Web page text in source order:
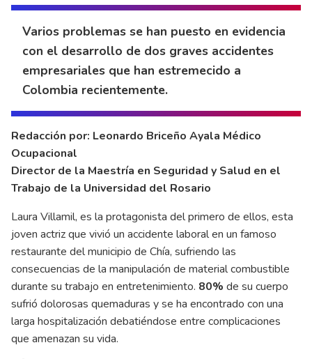
Varios problemas se han puesto en evidencia
con el desarrollo de dos graves accidentes
empresariales que han estremecido a
Colombia recientemente.
Redacción por: Leonardo Briceño Ayala Médico
Ocupacional
Director de la Maestría en Seguridad y Salud en el
Trabajo de la Universidad del Rosario
Laura Villamil, es la protagonista del primero de ellos, esta
joven actriz que vivió un accidente laboral en un famoso
restaurante del municipio de Chía, sufriendo las
consecuencias de la manipulación de material combustible
durante su trabajo en entretenimiento. 80% de su cuerpo
sufrió dolorosas quemaduras y se ha encontrado con una
larga hospitalización debatiéndose entre complicaciones
que amenazan su vida.